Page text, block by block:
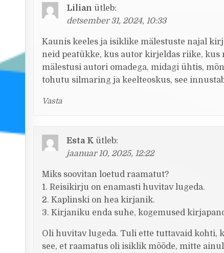
Lilian ütleb:
detsember 31, 2024, 10:33
Kaunis keeles ja isiklike mälestuste najal
neid peatükke, kus autor kirjeldas riike,
mälestusi autori omadega, midagi ühtis,
tohutu silmaring ja keelteoskus, see
Vasta
Esta K ütleb:
jaanuar 10, 2025, 12:22
Miks soovitan loetud raamatut?
1. Reisikirju on enamasti huvitav lugeda.
2. Kaplinski on hea kirjanik.
3. Kirjaniku enda suhe, kogemused
Oli huvitav lugeda. Tuli ette tuttavaid kohti,
see, et raamatus oli isiklik mõõde, mitte